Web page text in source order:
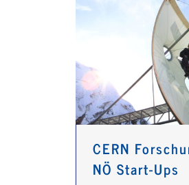
CERN
NÖ Start-Ups